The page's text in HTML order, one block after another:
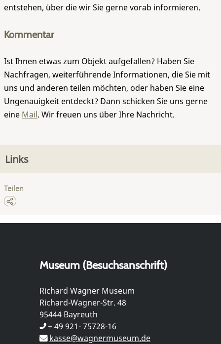
entstehen, über die wir Sie gerne vorab informieren.
Kommentar
Ist Ihnen etwas zum Objekt aufgefallen? Haben Sie
Nachfragen, weiterführende Informationen, die Sie mit
uns und anderen teilen möchten, oder haben Sie eine
Ungenauigkeit entdeckt? Dann schicken Sie uns gerne
eine Mail. Wir freuen uns über Ihre Nachricht.
Links
Teilen
Museum (Besuchsanschrift)
Richard Wagner Museum
Richard-Wagner-Str. 48
95444 Bayreuth
+ 49 921- 75728-16
kasse@wagnermuseum.de